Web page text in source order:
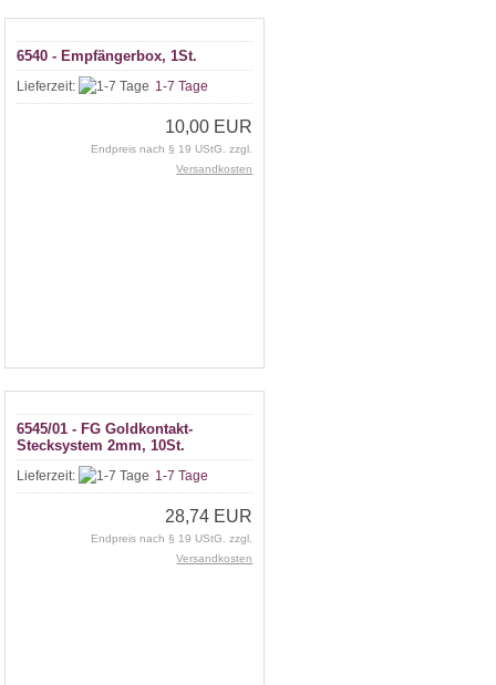
6540 - Empfängerbox, 1St.
Lieferzeit: 1-7 Tage
10,00 EUR
Endpreis nach § 19 UStG. zzgl.
Versandkosten
6545/01 - FG Goldkontakt-
Stecksystem 2mm, 10St.
Lieferzeit: 1-7 Tage
28,74 EUR
Endpreis nach § 19 UStG. zzgl.
Versandkosten